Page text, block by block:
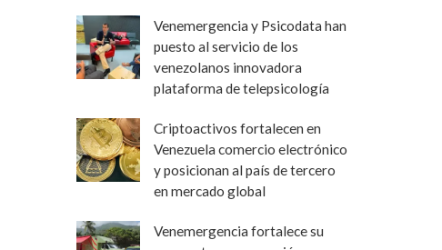
Venemergencia y Psicodata han
puesto al servicio de los
venezolanos innovadora
plataforma de telepsicología
Criptoactivos fortalecen en
Venezuela comercio electrónico
y posicionan al país de tercero
en mercado global
Venemergencia fortalece su